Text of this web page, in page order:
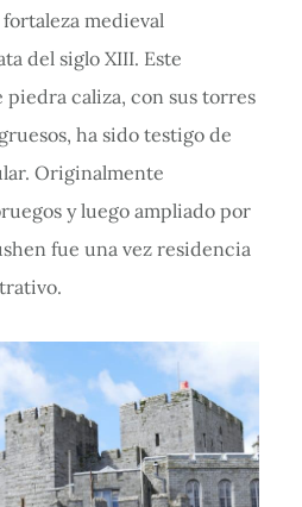
medieval
del siglo XIII. Este
caliza, con sus torres
ha sido testigo de
Originalmente
y luego ampliado por
fue una vez residencia